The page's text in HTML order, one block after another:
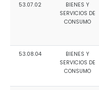
53.07.02
BIENES Y
SERVICIOS DE
CONSUMO
53.08.04
BIENES Y
SERVICIOS DE
CONSUMO